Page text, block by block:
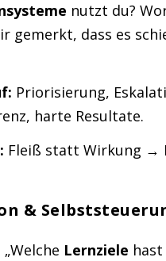
nutzt du?
gemerkt, dass es
Priorisierung,
harte Resultate.
Fleiß statt Wirkung →
&
„Welche Lernziele